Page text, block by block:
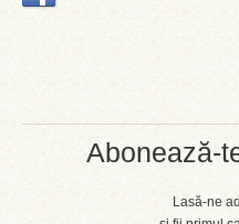
Abonează-
Lasă-ne